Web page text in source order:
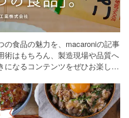
の食品の魅力を、macaroniの記事
術はもちろん、製造現場や品質へ
なるコンテンツをぜひお楽しみ